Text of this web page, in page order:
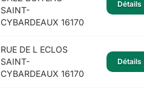
SAINT-
CYBARDEAUX 16170
Détails
RUE DE L ECLOS
SAINT-
CYBARDEAUX 16170
Détails